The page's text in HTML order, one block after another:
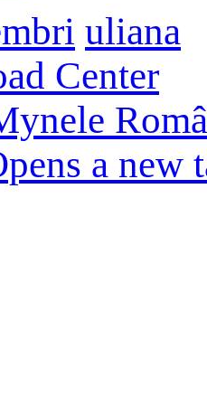
uliana
Center
a new